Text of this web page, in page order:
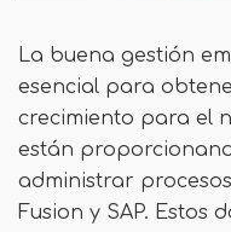
La buena gestión
esencial para
crecimiento para el
están
administrar
Fusion y SAP. Estos